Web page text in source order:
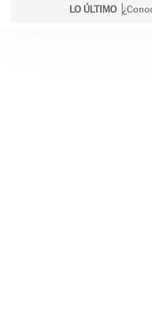
LO ÚLTIMO